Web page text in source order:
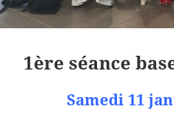
1ère séance
Samedi 11